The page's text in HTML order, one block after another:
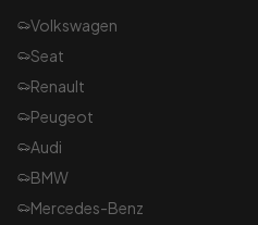
Volkswagen
Seat
Renault
Peugeot
Audi
BMW
Mercedes-Benz